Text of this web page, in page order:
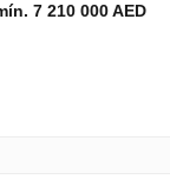
7 210 000 AED